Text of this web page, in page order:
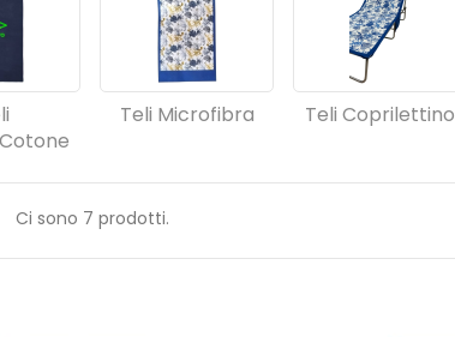
Teli Microfibra Teli Coprilettino
Ci sono 7 prodotti.